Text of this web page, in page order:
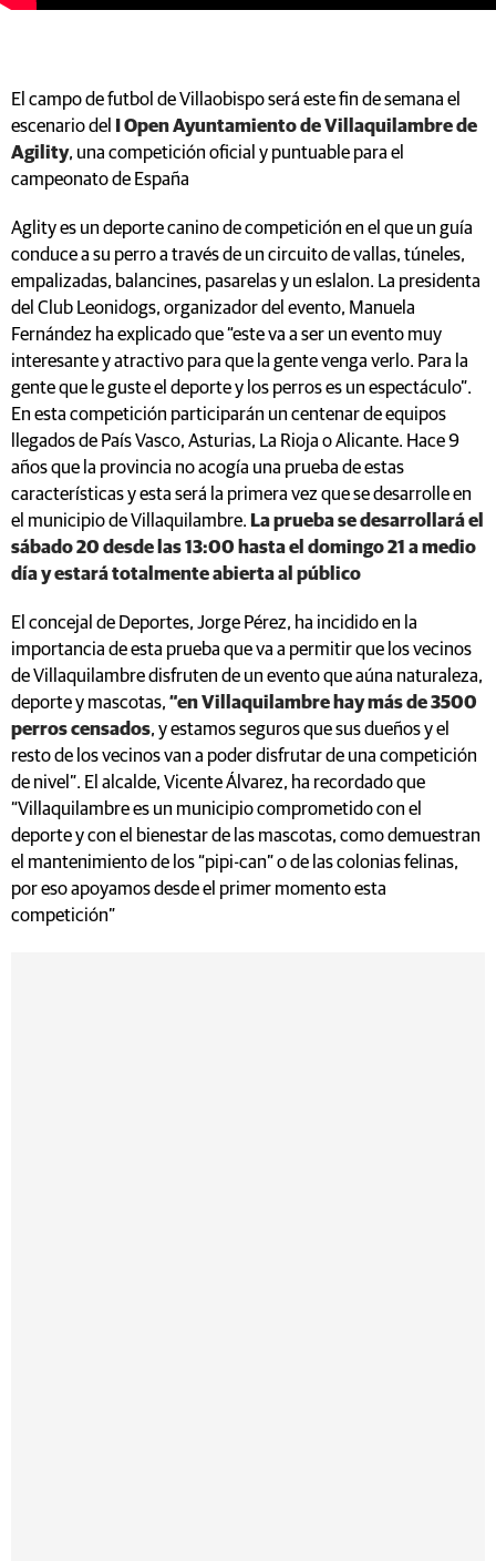
El campo de futbol de Villaobispo será este fin de semana el
escenario del
I Open Ayuntamiento de Villaquilambre de
Agility, una competición oficial y puntuable para el
campeonato de España
Aglity es un deporte canino de competición en el que un guía
conduce a su perro a través de un circuito de vallas, túneles,
empalizadas, balancines, pasarelas y un eslalon. La presidenta
del Club Leonidogs, organizador del evento, Manuela
Fernández ha explicado que “este va a ser un evento muy
interesante y atractivo para que la gente venga verlo. Para la
gente que le guste el deporte y los perros es un espectáculo”.
En esta competición participarán un centenar de equipos
llegados de País Vasco, Asturias, La Rioja o Alicante. Hace 9
años que la provincia no acogía una prueba de estas
características y esta será la primera vez que se desarrolle en
el municipio de Villaquilambre. La prueba se desarrollará el
sábado 20 desde las 13:00 hasta el domingo 21 a medio
día y estará totalmente abierta al público
El concejal de Deportes, Jorge Pérez, ha incidido en la
importancia de esta prueba que va a permitir que los vecinos
de Villaquilambre disfruten de un evento que aúna naturaleza,
deporte y mascotas, “en Villaquilambre hay más de 3500
perros censados, y estamos seguros que sus dueños y el
resto de los vecinos van a poder disfrutar de una competición
de nivel”. El alcalde, Vicente Álvarez, ha recordado que
“Villaquilambre es un municipio comprometido con el
deporte y con el bienestar de las mascotas, como demuestran
el mantenimiento de los “pipi-can” o de las colonias felinas,
por eso apoyamos desde el primer momento esta
competición”